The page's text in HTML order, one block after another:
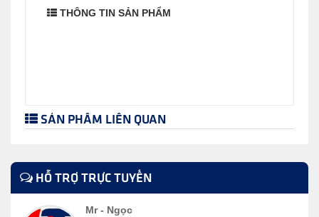
THÔNG TIN SẢN PHẨM
SẢN PHẨM LIÊN QUAN
HỖ TRỢ TRỰC TUYẾN
Mr - Ngọc